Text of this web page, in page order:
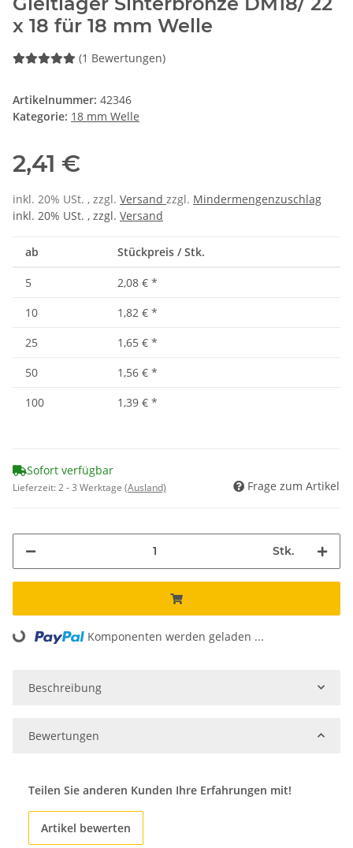
x 18 für 18 mm Welle
(1 Bewertungen)
Artikelnummer: 42346
Kategorie: 18 mm Welle
2,41 €
inkl. 20% USt. , zzgl. Versand zzgl. Mindermengenzuschlag
inkl. 20% USt. , zzgl. Versand
ab Stückpreis / Stk.
5 2,08 € *
10
1,82 € *
25
1,65 € *
50
1,56 € *
100
1,39 € *
Sofort verfügbar
Lieferzeit:2 - 3 Werktage (Ausland) Frage zum Artikel
Stk.
Loading... Komponenten werden geladen ...
Beschreibung
Bewertungen
Teilen Sie anderen Kunden Ihre Erfahrungen mit!
Artikel bewerten